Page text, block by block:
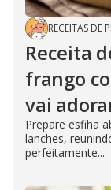
RECEITAS DE
Receita
frango
vai
Prepare esfiha
lanches,
perfeitamente...